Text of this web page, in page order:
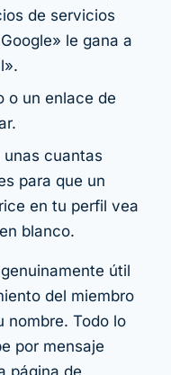
de servicios
le gana a
o un enlace de
unas cuantas
para que un
en tu perfil vea
blanco.
útil
del miembro
nombre. Todo lo
por mensaje
página de